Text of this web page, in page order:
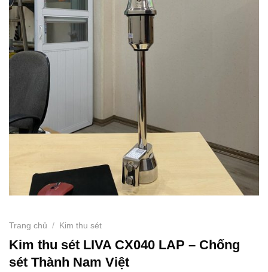
Trang chủ / Kim thu sét
Kim thu sét LIVA CX040 LAP – Chống
sét Thành Nam Việt